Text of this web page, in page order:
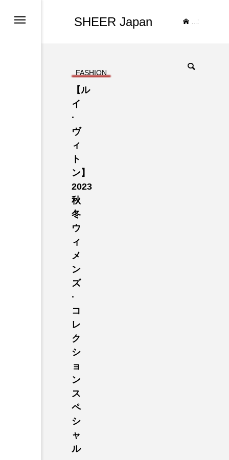
SHEER Japan
FASHION
【ル
イ
·
ヴ
ィ
ト
ン】
2023
秋
冬
ウ
ィ
メ
ン
ズ
·
コ
レ
ク
シ
ョ
ン
ス
ペ
シ
ャ
ル